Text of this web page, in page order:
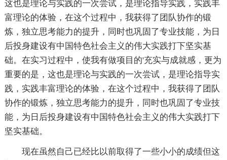
这也是理论与实践的一次尝试，是理论指导实践，实践丰
富理论的体验，在这个过程中，我获得了团队协作的锻
炼，独立思考能力的提升，同时也巩固了专业技能，为日
后投身建设有中国特色社会主义的伟大实践打下坚实基
础。在实习过程中，使我有做项目的'充实与成就感，更为
重要的是，这也是理论与实践的一次尝试，是理论指导实
践，实践丰富理论的体验，在这个过程中，我获得了团队
协作的锻炼，独立思考能力的提升，同时也巩固了专业技
能，为日后投身建设有中国特色社会主义的伟大实践打下
坚实基础。
现在虽然自己已经比以前取得了一些小小的成绩但这